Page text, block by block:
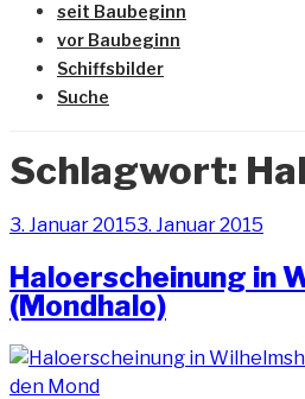
seit Baubeginn
vor Baubeginn
Schiffsbilder
Suche
Schlagwort:
Veröffentlicht
3. Januar 20153. Januar 2015
Haloerscheinung in
(Mondhalo)